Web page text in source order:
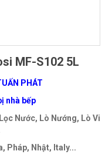
MF-S102 5L
PHÁT
nhà bếp
Nước, Lò Nướng, Lò Vi
Pháp, Nhật, Italy...